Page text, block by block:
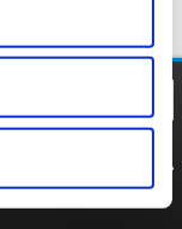
POLITYKA